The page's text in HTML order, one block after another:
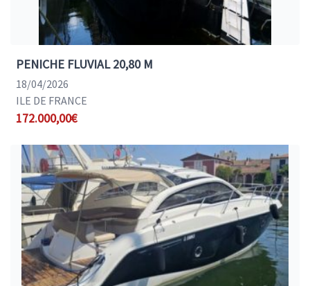
PENICHE FLUVIAL 20,80 M
18/04/2026
ILE DE FRANCE
172.000,00€